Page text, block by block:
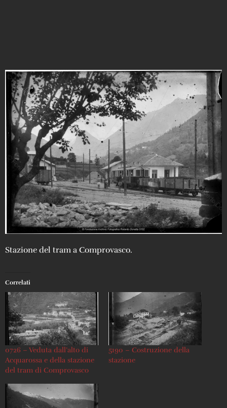
Stazione del tram a Comprovasco.
Correlati
0726 – Veduta dall’alto di
Acquarossa e della stazione
del tram di Comprovasco
5190 – Costruzione della
stazione